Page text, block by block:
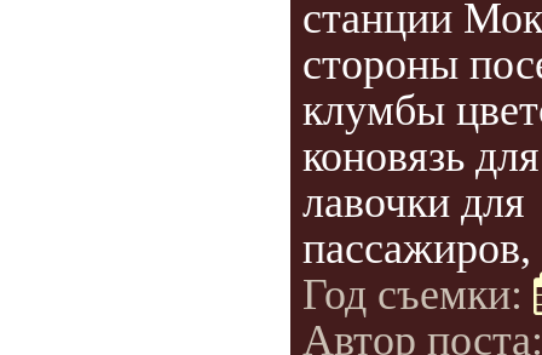
станции
стороны
клумбы
коновязь
лавочки для
Год съемки:
Автор